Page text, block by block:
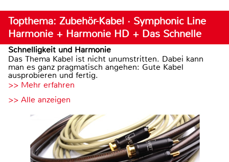
Topthema: Zubehör-Kabel · Symphonic Line
Harmonie + Harmonie HD + Das Schnelle
Schnelligkeit und Harmonie
Das Thema Kabel ist nicht unumstritten. Dabei kann
man es ganz pragmatisch angehen: Gute Kabel
ausprobieren und fertig.
>> Mehr erfahren
>> Alle anzeigen